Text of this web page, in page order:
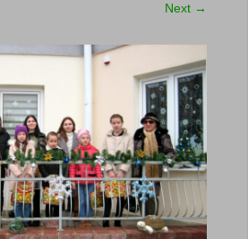
Next →